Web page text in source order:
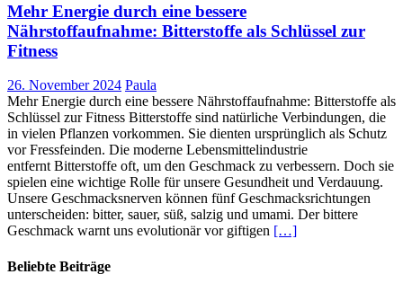
Mehr Energie durch eine bessere
Nährstoffaufnahme: Bitterstoffe als Schlüssel zur
Fitness
26. November 2024 Paula
Mehr Energie durch eine bessere Nährstoffaufnahme: Bitterstoffe als
Schlüssel zur Fitness Bitterstoffe sind natürliche Verbindungen, die
in vielen Pflanzen vorkommen. Sie dienten ursprünglich als Schutz
vor Fressfeinden. Die moderne Lebensmittelindustrie
entfernt Bitterstoffe oft, um den Geschmack zu verbessern. Doch sie
spielen eine wichtige Rolle für unsere Gesundheit und Verdauung.
Unsere Geschmacksnerven können fünf Geschmacksrichtungen
unterscheiden: bitter, sauer, süß, salzig und umami. Der bittere
Geschmack warnt uns evolutionär vor giftigen […]
Beliebte Beiträge